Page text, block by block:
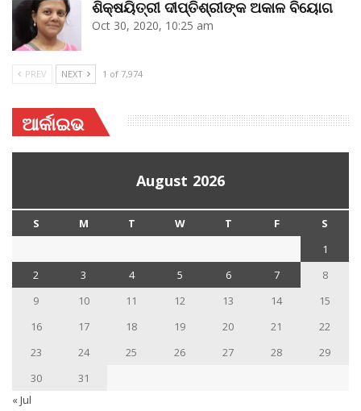
ଶିକ୍ଷୟିତ୍ରୀ ଦୀପ୍ତିଶ୍ରୀଙ୍କ ଅକାଳ ବିୟୋଗ
Oct 30, 2020, 10:25 am
PREV NEXT 1 of 7,974
ଆର୍କାଇଭ
August 2026
S M T W T F
S
1
2
3 4 5 6 7
8
9
10 11 12 13 14
15
16
17 18 19 20 21
22
23
24 25 26 27 28
29
30
31
« Jul